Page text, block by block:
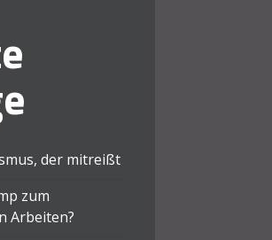
der mitreißt
zum
Arbeiten?